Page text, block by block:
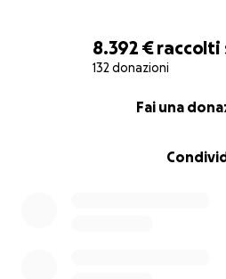
8.392 €raccolti
132 donazioni
Fai una